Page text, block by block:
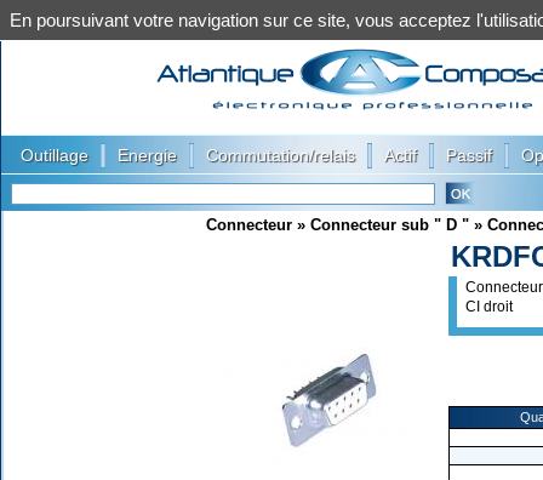
Outillage Energie Commutation/relais Actif Passif
Connecteur » Connecteur sub " D " »
CI droit
En poursuivant votre navigation sur ce site, vous acceptez